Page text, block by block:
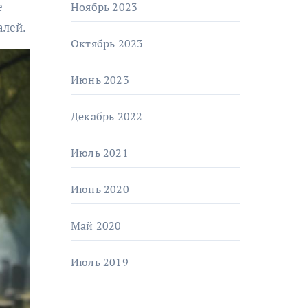
Ноябрь 2023
Октябрь 2023
Июнь 2023
Декабрь 2022
Июль 2021
Июнь 2020
Май 2020
Июль 2019